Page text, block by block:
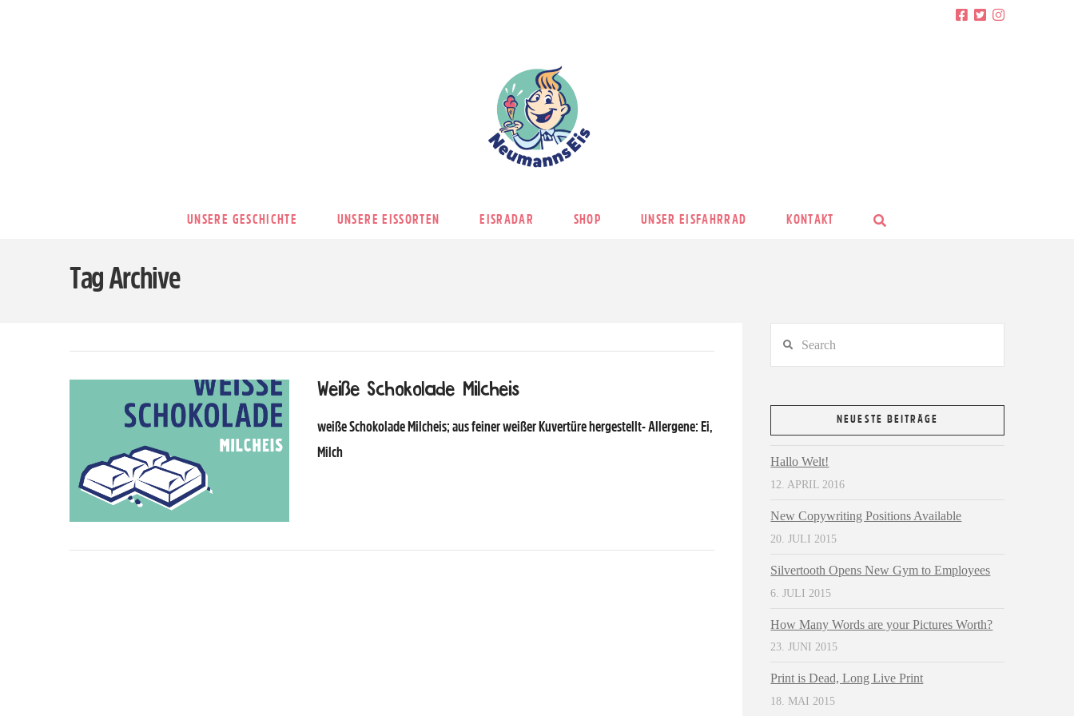
UNSERE GESCHICHTE UNSERE EISSORTEN EISRADAR SHOP UNSER EISFAHRRAD KONTAKT
Tag Archive
Weiße Schokolade Milcheis
weiße Schokolade Milcheis; aus feiner weißer Kuvertüre hergestellt- Allergene: Ei,
Milch
NEUESTE BEITRÄGE
Hallo Welt!
12. APRIL 2016
New Copywriting Positions Available
20. JULI 2015
Silvertooth Opens New Gym to Employees
6. JULI 2015
How Many Words are your Pictures Worth?
23. JUNI 2015
Print is Dead, Long Live Print
18. MAI 2015